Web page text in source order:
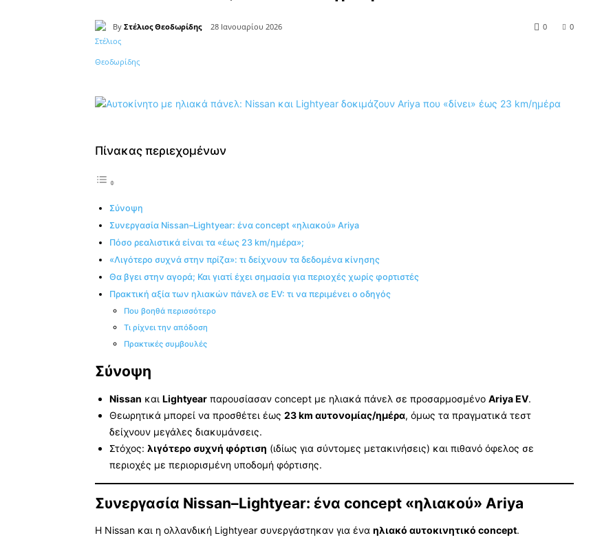
By Στέλιος Θεοδωρίδης 28 Ιανουαρίου 2026 0
0
Κοινοποίηση
Πίνακας περιεχομένων
Σύνοψη
Συνεργασία Nissan–Lightyear: ένα concept «ηλιακού» Ariya
Πόσο ρεαλιστικά είναι τα «έως 23 km/ημέρα»;
«Λιγότερο συχνά στην πρίζα»: τι δείχνουν τα δεδομένα κίνησης
Θα βγει στην αγορά; Και γιατί έχει σημασία για περιοχές χωρίς φορτιστές
Πρακτική αξία των ηλιακών πάνελ σε EV: τι να περιμένει ο οδηγός
Που βοηθά περισσότερο
Τι ρίχνει την απόδοση
Πρακτικές συμβουλές
Σύνοψη
Nissan και Lightyear παρουσίασαν concept με ηλιακά πάνελ σε προσαρμοσμένο Ariya EV.
Θεωρητικά μπορεί να προσθέτει έως 23 km αυτονομίας/ημέρα, όμως τα πραγματικά τεστ
δείχνουν μεγάλες διακυμάνσεις.
Στόχος: λιγότερο συχνή φόρτιση (ιδίως για σύντομες μετακινήσεις) και πιθανό όφελος σε
περιοχές με περιορισμένη υποδομή φόρτισης.
Συνεργασία Nissan–Lightyear: ένα concept «ηλιακού» Ariya
Η Nissan και η ολλανδική Lightyear συνεργάστηκαν για ένα ηλιακό αυτοκινητικό concept.